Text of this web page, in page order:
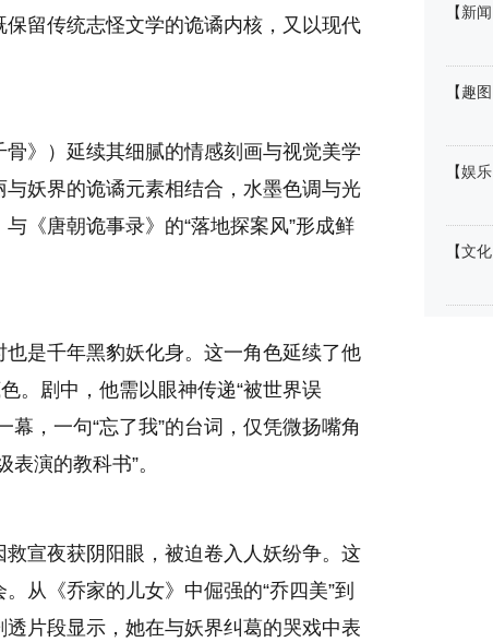
留传统志怪文学的诡谲内核，又以现代
》）延续其细腻的情感刻画与视觉美学
妖界的诡谲元素相结合，水墨色调与光
《唐朝诡事录》的“落地探案风”形成鲜
是千年黑豹妖化身。这一角色延续了他
。剧中，他需以眼神传递“被世界误
，一句“忘了我”的台词，仅凭微扬嘴角
演的教科书”。
宣夜获阴阳眼，被迫卷入人妖纷争。这
从《乔家的儿女》中倔强的“乔四美”到
片段显示，她在与妖界纠葛的哭戏中表
【新闻
【趣图
【娱乐
【文化